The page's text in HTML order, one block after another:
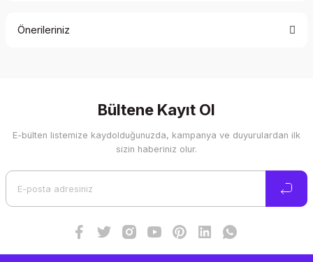
Önerileriniz
Görüş ve önerileriniz için teşekkür ederiz.
Ürün resmi kalitesiz, bozuk veya görüntülenemiyor.
Bültene Kayıt Ol
E-bülten listemize kaydolduğunuzda, kampanya ve duyurulardan ilk
sizin haberiniz olur.